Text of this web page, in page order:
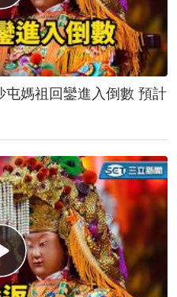
屯媽祖回鑾進入倒數 預計